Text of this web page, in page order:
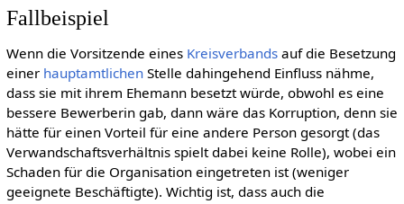
Fallbeispiel
Wenn die Vorsitzende eines Kreisverbandsauf die Besetzung
einer haupt­amtlichenStelle dahingehend Einfluss nähme,
dass sie mit ihrem Ehemann besetzt würde, obwohl es eine
bessere Bewerberin gab, dann wäre das Korruption, denn sie
hätte für einen Vorteil für eine andere Person gesorgt (das
Verwandschaftsverhältnis spielt dabei keine Rolle), wobei ein
Schaden für die Organisation eingetreten ist (weniger
geeignete Beschäftigte). Wichtig ist, dass auch die